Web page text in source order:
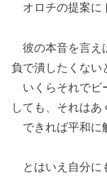
オロチの提案に
彼の本音を言え
負で潰したくない
いくらそれでビ
しても、それはあ
できれば平和に
とはいえ自分に